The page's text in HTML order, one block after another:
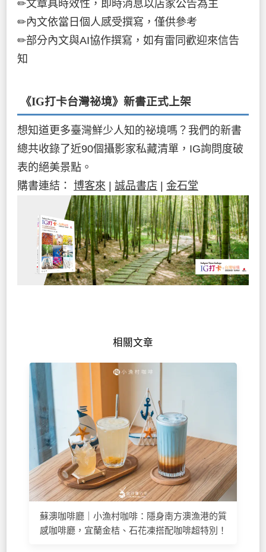
✏文章具時效性，即時消息以店家公告為主
✏內文依當日個人感受撰寫，僅供參考
✏部分內文與AI協作撰寫，如有雷同歡迎來信告
知
《IG打卡台灣祕境》新書正式上架
想知道更多臺灣鮮少人知的祕境嗎？我們的新書
總共收錄了近90個攝影家私藏清單，IG詢問度破
表的絕美景點。
購書連結： 博客來 | 誠品書店 | 金石堂
相關文章
蘇澳咖啡廳｜小漁村咖啡：隱身南方澳漁港的質
感咖啡廳，宜蘭金桔、石花凍搭配咖啡超特別！